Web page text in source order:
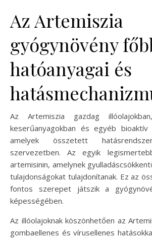
Az Artemiszia
gyógynövény
hatóanyagai és
Az Artemiszia gazdag
keserűanyagokban és egyéb bioaktív
amelyek összetett
szervezetben. Az egyik
artemisinin, amelynek
tulajdonságokat tulajdonítanak. Ez az
fontos szerepet játszik a
képességében.
Az illóolajoknak köszönhetően az
gombaellenes és vírusellenes